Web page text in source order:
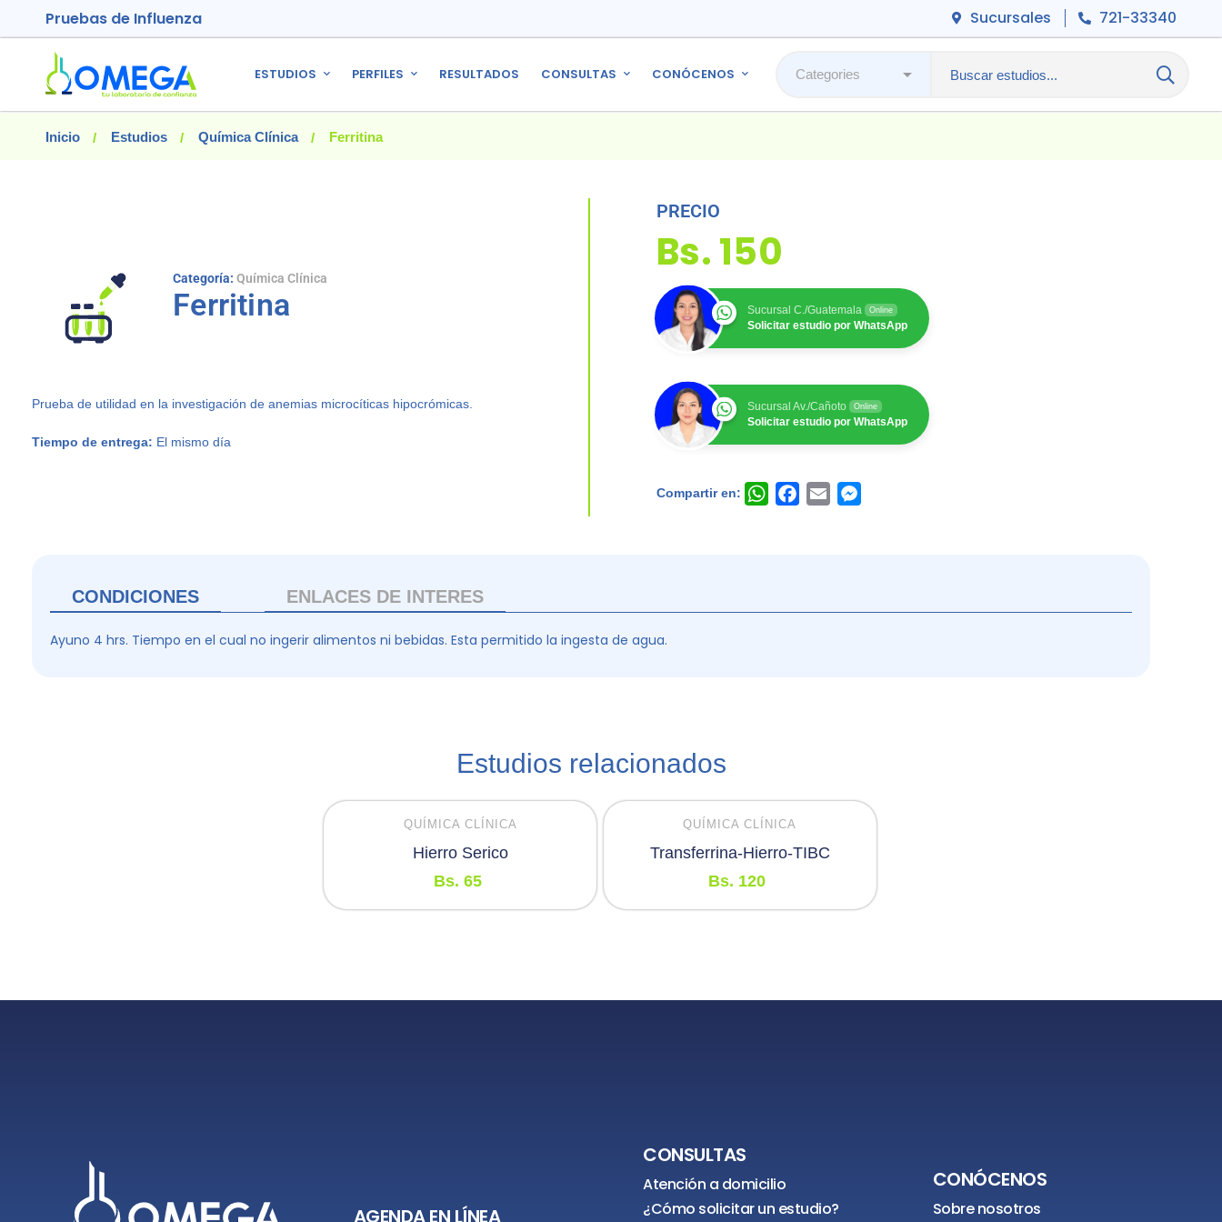
Pruebas de Influenza Sucursales 721-33340
ESTUDIOS PERFILES RESULTADOS CONSULTAS CONÓCENOS
Inicio Estudios Química Clínica Ferritina
Categoría: Química Clínica
Ferritina
Prueba de utilidad en la investigación de anemias microcíticas hipocrómicas.
Tiempo de entrega: El mismo día
PRECIO
Bs.150
Sucursal C./Guatemala Online
Solicitar estudio por WhatsApp
Sucursal Av./Cañoto Online
Solicitar estudio por WhatsApp
Compartir en: WhatsAppFacebook
Email
CONDICIONES ENLACES DE INTERES
Ayuno 4 hrs. Tiempo en el cual no ingerir alimentos ni bebidas. Esta permitido la ingesta de agua.
Estudios relacionados
QUÍMICA CLÍNICA
Hierro Serico
Bs. 65
QUÍMICA CLÍNICA
Transferrina-Hierro-TIBC
Bs. 120
AGENDA EN LÍNEA
CONSULTAS
Atención a domicilio
¿Cómo solicitar un estudio?
CONÓCENOS
Sobre nosotros